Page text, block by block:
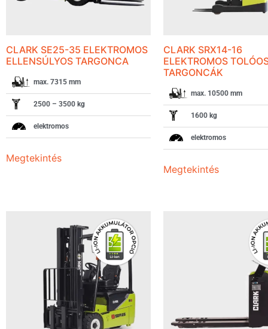
CLARK SE25-35 ELEKTROMOS
ELLENSÚLYOS TARGONCA
max. 7315 mm
2500 – 3500 kg
elektromos
Megtekintés
CLARK SRX14-16
ELEKTROMOS
TARGONCÁK
max. 10500 mm
1600 kg
elektromos
Megtekintés